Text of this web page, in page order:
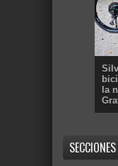
la
SECCIONES